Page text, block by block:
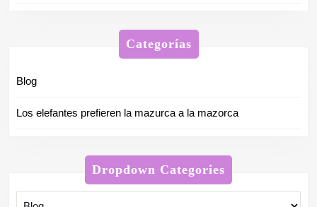
Categorías
Blog
Los elefantes prefieren la mazurca a la mazorca
Dropdown Categories